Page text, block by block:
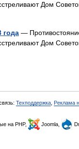
Дом
года —
Дом
Техподдержка Реклама
на PHP, Joomla,